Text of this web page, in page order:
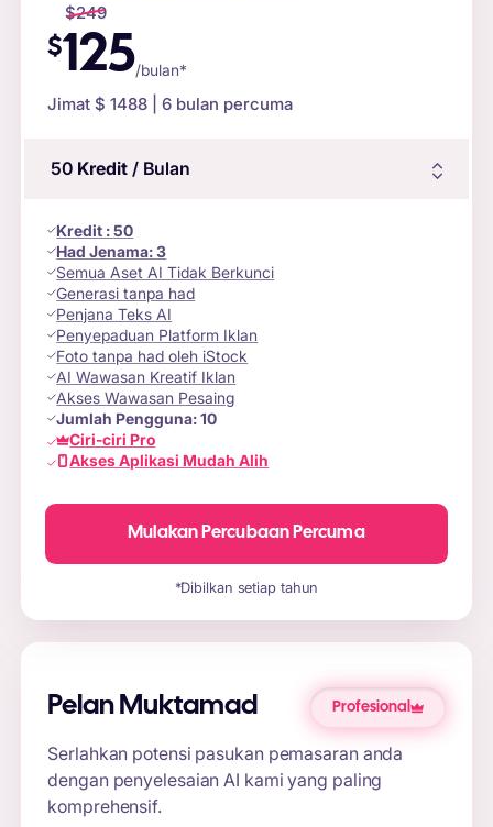
$249
$125/bulan*
Jimat $1488 | 6 bulan percuma
50 Kredit/ Bulan
Kredit :50
Had Jenama:3
Semua Aset AI Tidak Berkunci
Generasi tanpa had
Penjana Teks AI
Penyepaduan Platform Iklan
Foto tanpa had oleh iStock
AI Wawasan Kreatif Iklan
Akses Wawasan Pesaing
Jumlah Pengguna:10
Ciri-ciri Pro
Akses Aplikasi Mudah Alih
Mulakan Percubaan Percuma
*Dibilkan setiap tahun
Pelan Muktamad Profesional
Serlahkan potensi pasukan pemasaran anda
dengan penyelesaian AI kami yang paling
komprehensif.